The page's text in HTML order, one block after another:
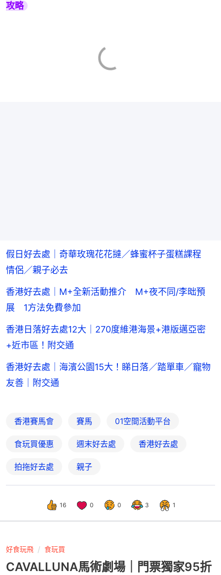
攻略
假日好去處｜奇華玫瑰花花撻／蜂蜜杯子蛋糕課程
情侶／親子必去
香港好去處｜M+全新活動推介 M+夜不同/李昢預
展 1方法免費參加
香港日落好去處12大｜270度維港海景+港版邁亞密
+近市區！附交通
香港好去處｜海濱公園15大！睇日落／踏單車／寵物
友善｜附交通
香港賽馬會 賽馬 01空間活動平台
食玩買優惠 週末好去處 香港好去處
拍拖好去處 親子
16 0 0 3 1
好食玩飛 食玩買
CAVALLUNA馬術劇場｜門票獨家95折